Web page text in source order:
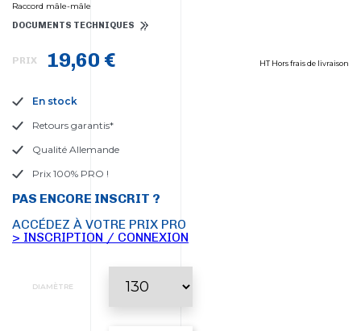
Raccord mâle-mâle
DOCUMENTS TECHNIQUES
PRIX 19,60 € HT Hors frais de livraison
En stock
Retours garantis*
Qualité Allemande
Prix 100% PRO !
PAS ENCORE INSCRIT ?
ACCÉDEZ À VOTRE PRIX PRO
> INSCRIPTION / CONNEXION
DIAMÈTRE